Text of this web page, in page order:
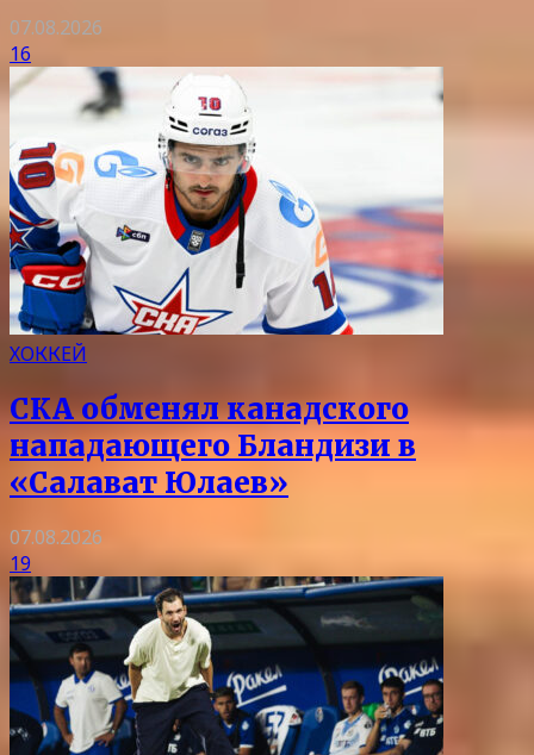
07.08.2026
16
ХОККЕЙ
СКА обменял канадского
нападающего Бландизи в
«Салават Юлаев»
07.08.2026
19